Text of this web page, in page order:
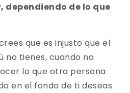
dependiendo de lo que
que es injusto que el
no tienes, cuando no
lo que otra persona
en el fondo de ti deseas